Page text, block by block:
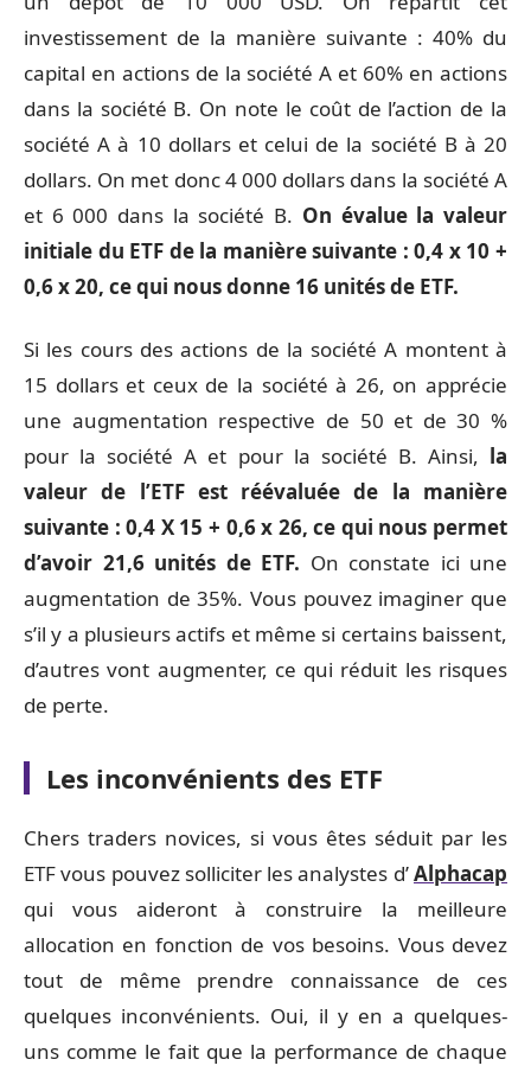
investissement de la manière suivante : 40% du
capital en actions de la société A et 60% en actions
dans la société B. On note le coût de l’action de la
société A à 10 dollars et celui de la société B à 20
dollars. On met donc 4 000 dollars dans la société A
et 6 000 dans la société B. On évalue la valeur
initiale du ETF de la manière suivante : 0,4 x 10 +
0,6 x 20, ce qui nous donne 16 unités de ETF.
Si les cours des actions de la société A montent à
15 dollars et ceux de la société à 26, on apprécie
une augmentation respective de 50 et de 30 %
pour la société A et pour la société B. Ainsi, la
valeur de l’ETF est réévaluée de la manière
suivante : 0,4 X 15 + 0,6 x 26, ce qui nous permet
d’avoir 21,6 unités de ETF. On constate ici une
augmentation de 35%. Vous pouvez imaginer que
s’il y a plusieurs actifs et même si certains baissent,
d’autres vont augmenter, ce qui réduit les risques
de perte.
Les inconvénients des ETF
Chers traders novices, si vous êtes séduit par les
ETF vous pouvez solliciter les analystes d’Alphacap
qui vous aideront à construire la meilleure
allocation en fonction de vos besoins. Vous devez
tout de même prendre connaissance de ces
quelques inconvénients. Oui, il y en a quelques-
uns comme le fait que la performance de chaque